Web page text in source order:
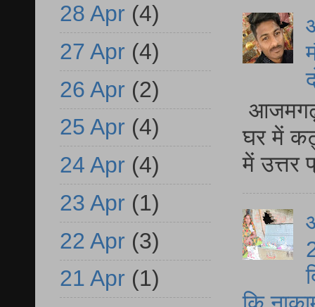
घर में
में
28 Apr (4)
27 Apr (4)
26 Apr (2)
25 Apr (4)
24 Apr (4)
23 Apr (1)
22 Apr (3)
21 Apr (1)